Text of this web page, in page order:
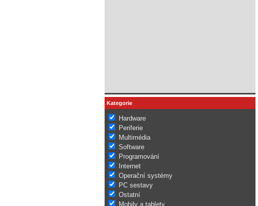
Kategorie
Hardware
Periferie
Multimédia
Software
Programování
Internet
Operační systémy
PC sestavy
Ostatní
Mobily a tablety